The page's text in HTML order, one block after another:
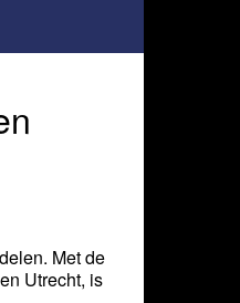
Met de
Utrecht, is